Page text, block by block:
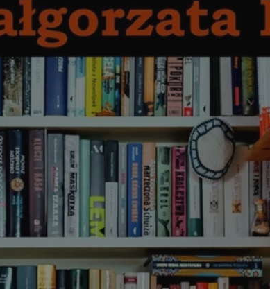
Ten plik cookie przechowuje identyfikator sesji.
Ten plik cookie przechowuje identyfikator sesji.
Rejestruje, który klaster serwerów obsługuje
gościa. Jest to używane w kontekście
równoważenia obciążenia w celu optymalizacji
doświadczenia użytkownika.
Ten plik cookie jest używany do przechowywania
zgody użytkownika w odniesieniu do usług
śledzenia. Zazwyczaj rejestruje, czy użytkownik
zdecydował się na usługi śledzenia lub reklamy.
Ten plik cookie służy do rozróżniania ludzi i
botów. Jest to korzystne dla strony internetowej,
ponieważ umożliwia tworzenie ważnych raportów
na temat korzystania z jej witryny internetowej.
Służy do przechowywania zgody gościa na
używanie plików cookie do innych celów
4
używane przez Google do zarządzania
wdrażaniem i testowaniem nowych funkcji oraz
usług. Służy do kontrolowania dostępu
użytkowników do eksperymentalnych wersji
funkcji w różnych usługach Google. Jest